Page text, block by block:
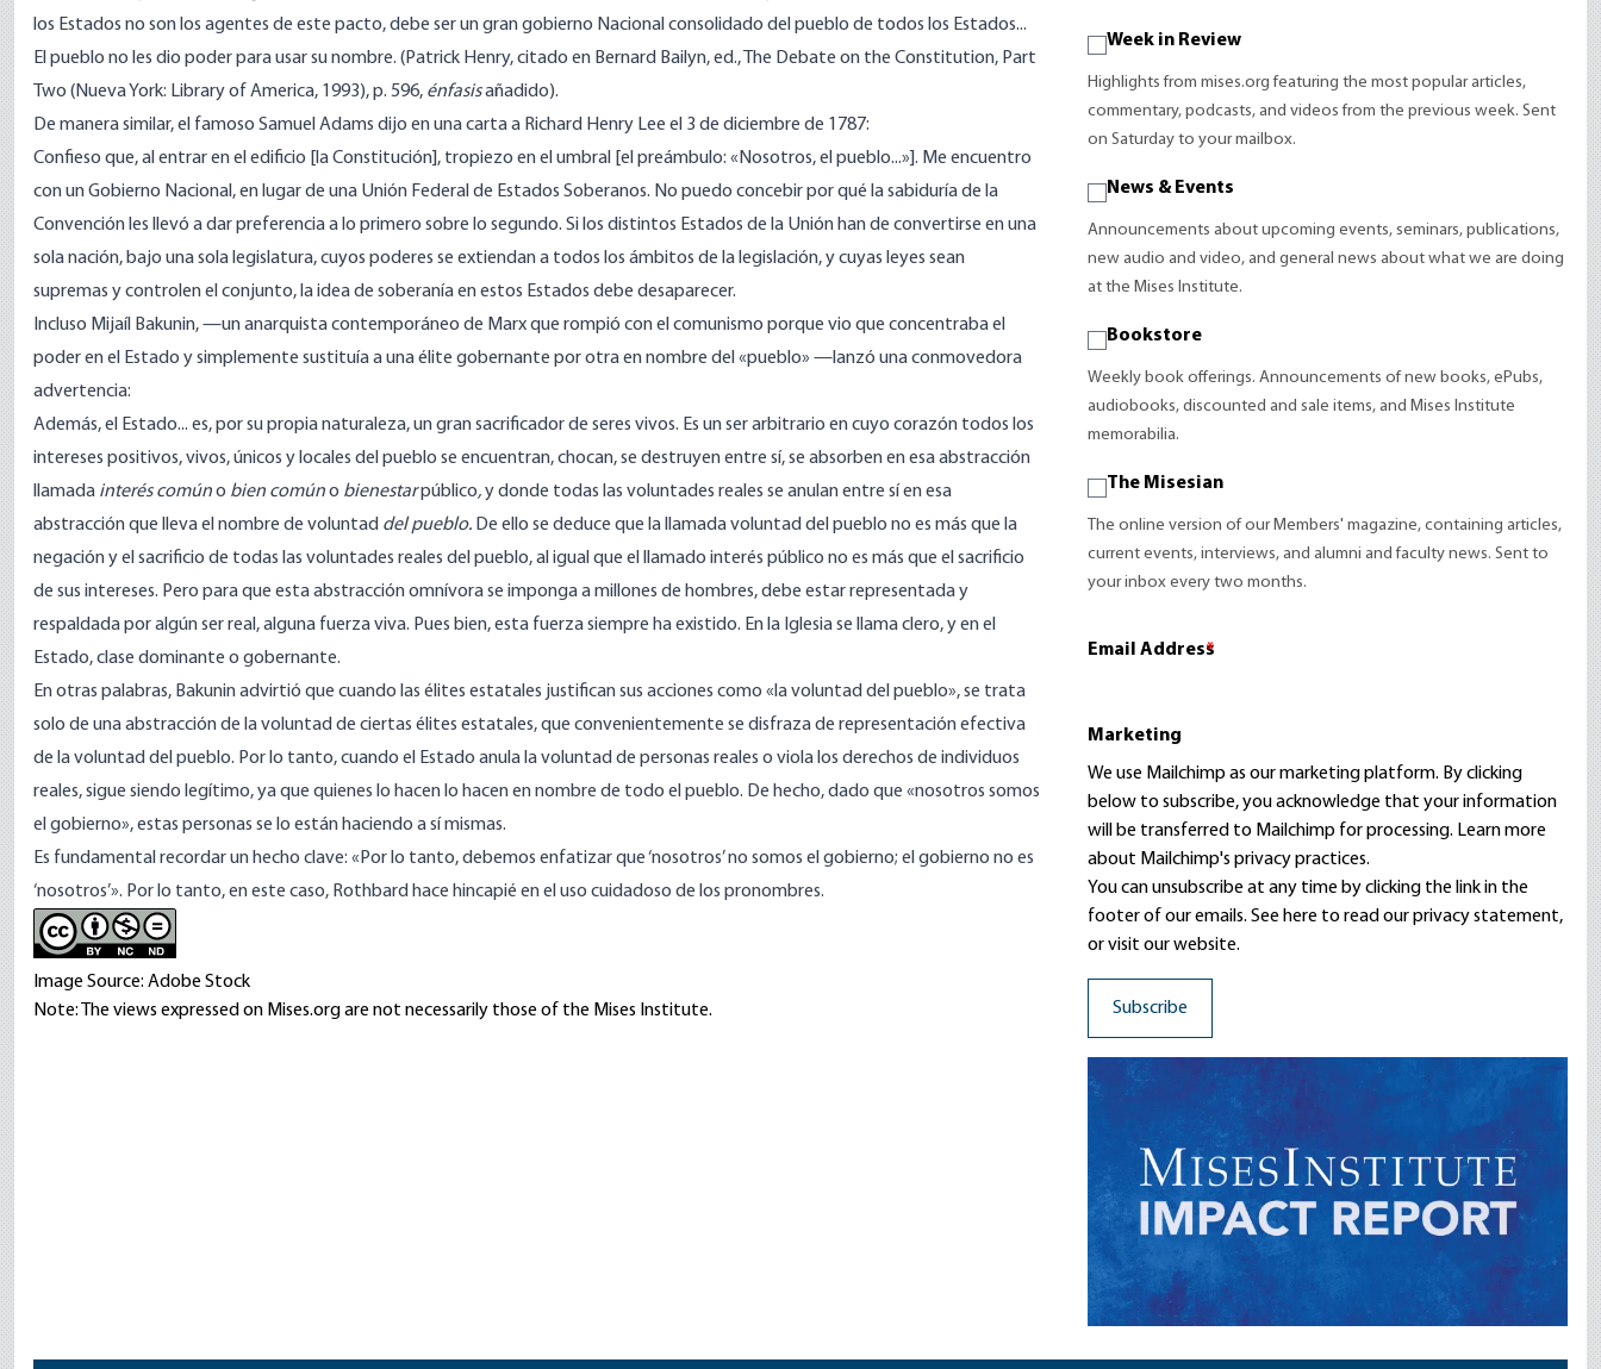
los Estados no son los agentes de este pacto, debe ser un gran gobierno Nacional consolidado del pueblo de todos los Estados...
El pueblo no les dio poder para usar su nombre. (Patrick Henry, citado en Bernard Bailyn, ed., The Debate on the Constitution, Part
Two (Nueva York: Library of America, 1993), p. 596, énfasisañadido).
De manera similar, el famoso Samuel Adams dijo en una carta a Richard Henry Lee el 3 de diciembre de 1787:
Confieso que, al entrar en el edificio [la Constitución], tropiezo en el umbral [el preámbulo: «Nosotros, el pueblo...»]. Me encuentro
con un Gobierno Nacional, en lugar de una Unión Federal de Estados Soberanos. No puedo concebir por qué la sabiduría de la
Convención les llevó a dar preferencia a lo primero sobre lo segundo. Si los distintos Estados de la Unión han de convertirse en una
sola nación, bajo una sola legislatura, cuyos poderes se extiendan a todos los ámbitos de la legislación, y cuyas leyes sean
supremas y controlen el conjunto, la idea de soberanía en estos Estados debe desaparecer.
Incluso Mijaíl Bakunin, —un anarquista contemporáneo de Marx que rompió con el comunismo porque vio que concentraba el
poder en el Estado y simplemente sustituía a una élite gobernante por otra en nombre del «pueblo» —lanzó una conmovedora
advertencia:
Además, el Estado... es, por su propia naturaleza, un gran sacrificador de seres vivos. Es un ser arbitrario en cuyo corazón todos los
intereses positivos, vivos, únicos y locales del pueblo se encuentran, chocan, se destruyen entre sí, se absorben en esa abstracción
llamada interés comúno bien comúno bienestarpúblico,y donde todas las voluntades reales se anulan entre sí en esa
abstracción que lleva el nombre de voluntad del pueblo. De ello se deduce que la llamada voluntad del pueblo no es más que la
negación y el sacrificio de todas las voluntades reales del pueblo, al igual que el llamado interés público no es más que el sacrificio
de sus intereses. Pero para que esta abstracción omnívora se imponga a millones de hombres, debe estar representada y
respaldada por algún ser real, alguna fuerza viva. Pues bien, esta fuerza siempre ha existido. En la Iglesia se llama clero, y en el
Estado, clase dominante o gobernante.
En otras palabras, Bakunin advirtió que cuando las élites estatales justifican sus acciones como «la voluntad del pueblo», se trata
solo de una abstracción de la voluntad de ciertas élites estatales, que convenientemente se disfraza de representación efectiva
de la voluntad del pueblo. Por lo tanto, cuando el Estado anula la voluntad de personas reales o viola los derechos de individuos
reales, sigue siendo legítimo, ya que quienes lo hacen lo hacen en nombre de todo el pueblo. De hecho, dado que «nosotros somos
el gobierno», estas personas se lo están haciendo a sí mismas.
Es fundamental recordar un hecho clave: «Por lo tanto, debemos enfatizar que ‘nosotros’ no somos el gobierno; el gobierno no es
‘nosotros’». Por lo tanto, en este caso, Rothbard hace hincapié en el uso cuidadoso de los pronombres.
Image Source: Adobe Stock
Note: The views expressed on Mises.org are not necessarily those of the Mises Institute.
Week in Review
Highlights from mises.org featuring the most popular articles,
commentary, podcasts, and videos from the previous week. Sent
on Saturday to your mailbox.
News & Events
Announcements about upcoming events, seminars, publications,
new audio and video, and general news about what we are doing
at the Mises Institute.
Bookstore
Weekly book offerings. Announcements of new books, ePubs,
audiobooks, discounted and sale items, and Mises Institute
memorabilia.
The Misesian
The online version of our Members' magazine, containing articles,
current events, interviews, and alumni and faculty news. Sent to
your inbox every two months.
Email Address
*
Marketing
We use Mailchimp as our marketing platform. By clicking
below to subscribe, you acknowledge that your information
will be transferred to Mailchimp for processing. Learn more
about Mailchimp's privacy practices.
You can unsubscribe at any time by clicking the link in the
footer of our emails. See here to read ourprivacy statement,
or visit our website.